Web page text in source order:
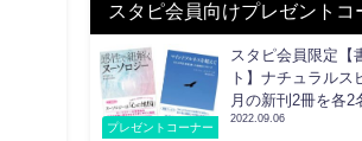
スタピ会員向けプレゼントコ
プレゼントコーナー
スタピ会員限定【
ト】ナチュラルス
月の新刊2冊を各2
2022.09.06